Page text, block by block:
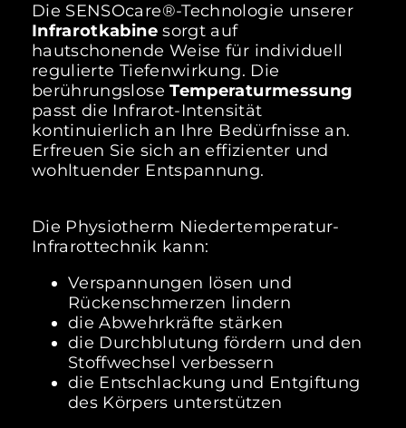
Die SENSOcare®-Technologie unserer
Infrarotkabinesorgt auf
hautschonende Weise für individuell
regulierte Tiefenwirkung. Die
berührungsloseTemperaturmessung
passt die Infrarot-Intensität
kontinuierlich an Ihre Bedürfnisse an.
Erfreuen Sie sich an effizienter und
wohltuender Entspannung.
Die Physiotherm Niedertemperatur-
Infrarottechnik kann:
Verspannungen lösen und
Rückenschmerzen lindern
die Abwehrkräfte stärken
die Durchblutung fördern und den
Stoffwechsel verbessern
die Entschlackung und Entgiftung
des Körpers unterstützen